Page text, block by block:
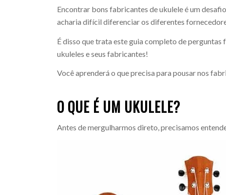
Encontrar bons fabricantes de ukulele é um
acharia difícil diferenciar os diferentes
É disso que trata este guia completo de
ukuleles e seus fabricantes!
Você aprenderá o que precisa para pousar nos
O QUE É UM UKULELE?
Antes de mergulharmos direto, precisamos